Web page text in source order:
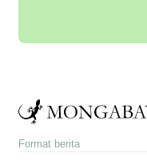
Format berita